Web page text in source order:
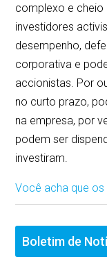
complexo e cheio
investidores
desempenho,
corporativa e
accionistas. Por
no curto prazo,
na empresa, por
podem ser
investiram.
Você acha que
Boletim de